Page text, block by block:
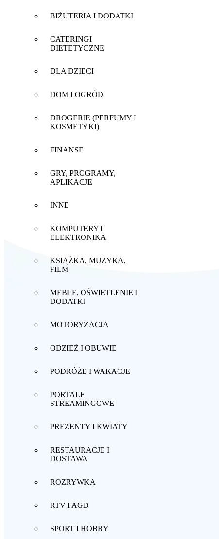
BIŻUTERIA I DODATKI
CATERINGI
DIETETYCZNE
DLA DZIECI
DOM I OGRÓD
DROGERIE (PERFUMY I
KOSMETYKI)
FINANSE
GRY, PROGRAMY,
APLIKACJE
INNE
KOMPUTERY I
ELEKTRONIKA
KSIĄŻKA, MUZYKA,
FILM
MEBLE, OŚWIETLENIE I
DODATKI
MOTORYZACJA
ODZIEŻ I OBUWIE
PODRÓŻE I WAKACJE
PORTALE
STREAMINGOWE
PREZENTY I KWIATY
RESTAURACJE I
DOSTAWA
ROZRYWKA
RTV I AGD
SPORT I HOBBY